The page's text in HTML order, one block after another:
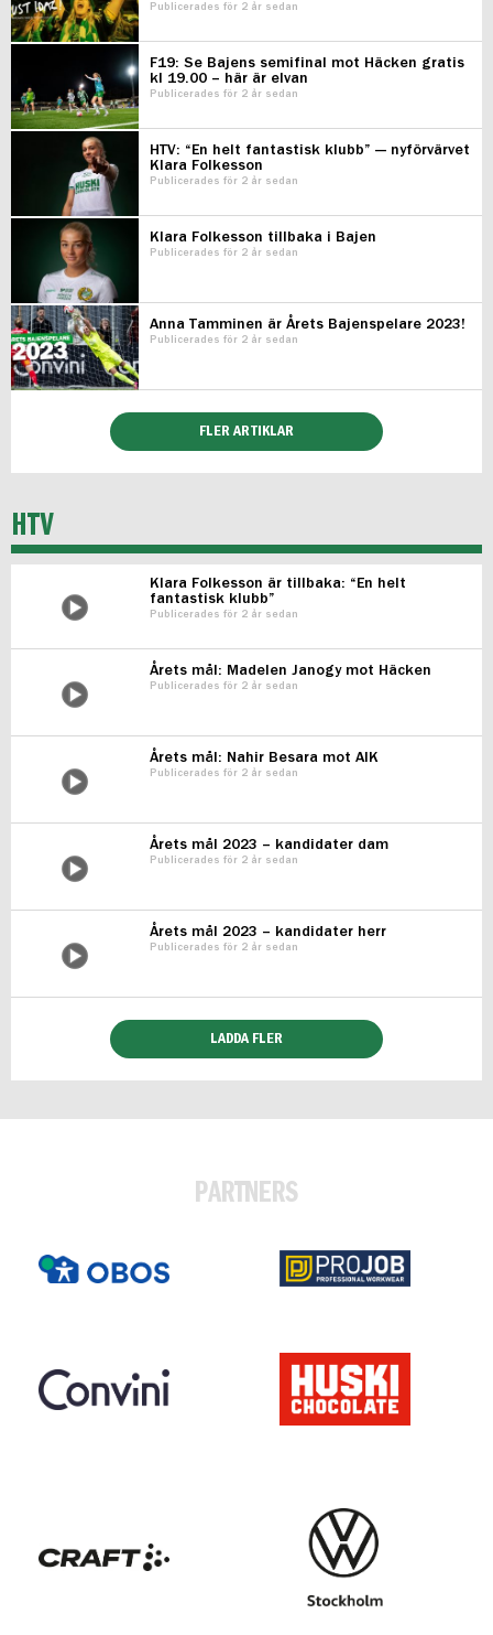
Publicerades för 2 år sedan
F19: Se Bajens semifinal mot Häcken gratis
kl 19.00 – här är elvan
Publicerades för 2 år sedan
HTV: “En helt fantastisk klubb” — nyförvärvet
Klara Folkesson
Publicerades för 2 år sedan
Klara Folkesson tillbaka i Bajen
Publicerades för 2 år sedan
Anna Tamminen är Årets Bajenspelare 2023!
Publicerades för 2 år sedan
FLER ARTIKLAR
HTV
Klara Folkesson är tillbaka: “En helt
fantastisk klubb”
Publicerades för 2 år sedan
Årets mål: Madelen Janogy mot Häcken
Publicerades för 2 år sedan
Årets mål: Nahir Besara mot AIK
Publicerades för 2 år sedan
Årets mål 2023 – kandidater dam
Publicerades för 2 år sedan
Årets mål 2023 – kandidater herr
Publicerades för 2 år sedan
LADDA FLER
PARTNERS